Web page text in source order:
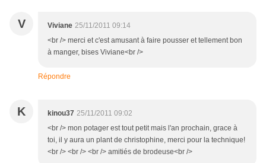
V Viviane 25/11/2011 09:14
<br /> merci et c'est amusant à faire pousser et tellement bon
à manger, bises Viviane<br />
Répondre
K kinou37 25/11/2011 09:02
<br /> mon potager est tout petit mais l'an prochain, grace à
toi, il y aura un plant de christophine, merci pour la technique!
<br /> <br /> <br /> amitiés de brodeuse<br />